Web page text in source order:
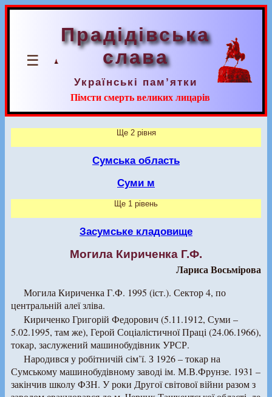
☰
Прадідівська
слава
Українські пам’ятки
Пімсти смерть великих лицарів
Ще 2 рівня
Сумська область
Суми м
Ще 1 рівень
Засумське кладовище
Могила Кириченка Г.Ф.
Лариса Восьмірова
Могила Кириченка Г.Ф. 1995 (іст.). Сектор 4, по
центральній алеї зліва.
Кириченко Григорій Федорович (5.11.1912, Суми –
5.02.1995, там же), Герой Соціалістичної Праці (24.06.1966),
токар, заслужений машинобудівник УРСР.
Народився у робітничій сім’ї. З 1926 – токар на
Сумському машинобудівному заводі ім. М.В.Фрунзе. 1931 –
закінчив школу ФЗН. У роки Другої світової війни разом з